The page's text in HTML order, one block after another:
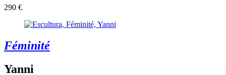
290 €
Féminité
Yanni